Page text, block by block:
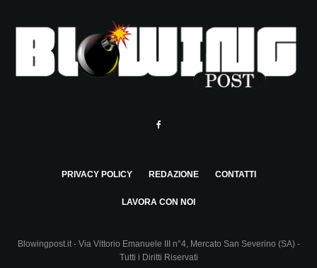
PRIVACY POLICY REDAZIONE CONTATTI
LAVORA CON NOI
Blowingpost.it - Via Vittorio Emanuele III n°4, Mercato San Severino (SA) -
Tutti i Diritti Riservati